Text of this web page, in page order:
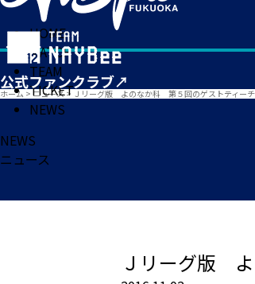
HOME
MATCH
TEAM
TICKET
NEWS
ホーム > ニュース> Ｊリーグ版 よのなか科 第５回のゲストティー
NEWS
ニュース
Ｊリーグ版